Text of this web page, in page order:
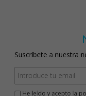
Suscríbete a nuestra
He leído y acepto la